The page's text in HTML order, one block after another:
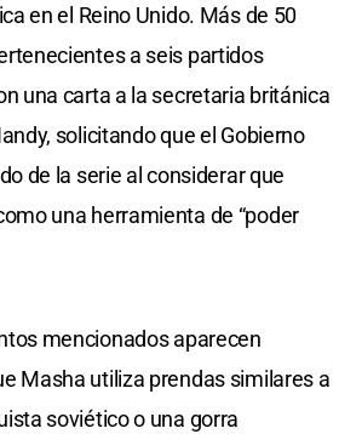
en el Reino Unido. Más de 50
a seis partidos
una carta a la secretaria británica
solicitando que el Gobierno
de la serie al considerar que
una herramienta de “poder
mencionados aparecen
Masha utiliza prendas similares a
soviético o una gorra